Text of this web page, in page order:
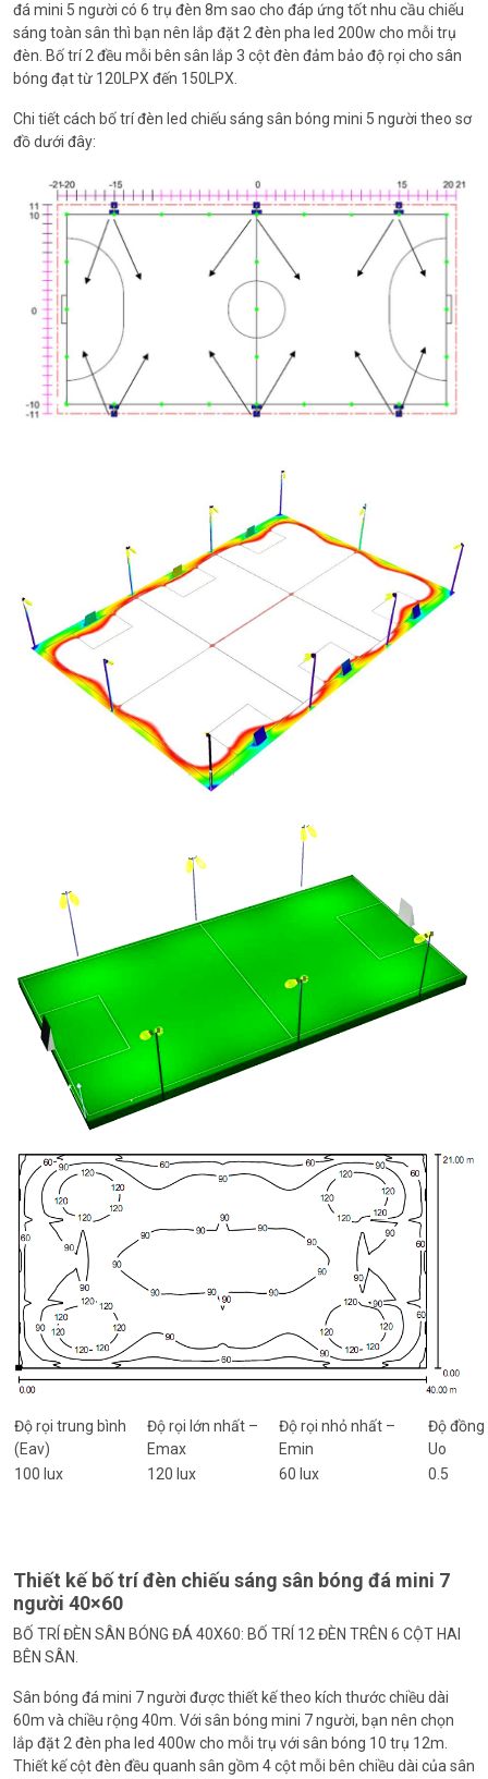
đá mini 5 người có 6 trụ đèn 8m sao cho đáp ứng tốt nhu cầu chiếu
sáng toàn sân thì bạn nên lắp đặt 2 đèn pha led 200w cho mỗi trụ
đèn. Bố trí 2 đều mỗi bên sân lắp 3 cột đèn đảm bảo độ rọi cho sân
bóng đạt từ 120LPX đến 150LPX.
Chi tiết cách bố trí đèn led chiếu sáng sân bóng mini 5 người theo sơ
đồ dưới đây:
Độ rọi trung bình
(Eav)
Độ rọi lớn nhất –
Emax
Độ rọi nhỏ nhất –
Emin
Độ đồng
Uo
100 lux
120 lux 60 lux 0.5
Thiết kế bố trí đèn chiếu sáng sân bóng đá mini 7
người 40×60
BỐ TRÍ ĐÈN SÂN BÓNG ĐÁ 40X60: BỐ TRÍ 12 ĐÈN TRÊN 6 CỘT HAI
BÊN SÂN.
Sân bóng đá mini 7 người được thiết kế theo kích thước chiều dài
60m và chiều rộng 40m. Với sân bóng mini 7 người, bạn nên chọn
lắp đặt 2 đèn pha led 400w cho mỗi trụ với sân bóng 10 trụ 12m.
Thiết kế cột đèn đều quanh sân gồm 4 cột mỗi bên chiều dài của sân